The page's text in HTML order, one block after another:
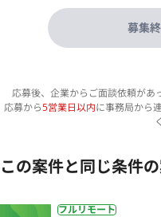
募集
応募後、企業からご面談依頼があ
応募から5営業日以内に事務局から
この案件と同じ条件
フルリモート